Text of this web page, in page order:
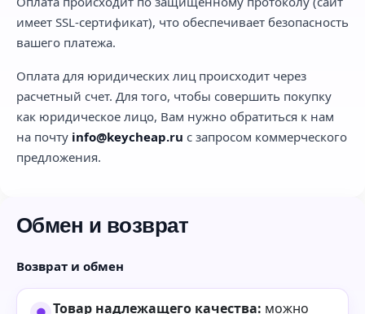
имеет SSL-сертификат), что обеспечивает безопасность
вашего платежа.
Оплата для юридических лиц происходит через
расчетный счет. Для того, чтобы совершить покупку
как юридическое лицо, Вам нужно обратиться к нам
на почту info@keycheap.ru с запросом коммерческого
предложения.
Обмен и возврат
Возврат и обмен
Товар надлежащего качества: можно